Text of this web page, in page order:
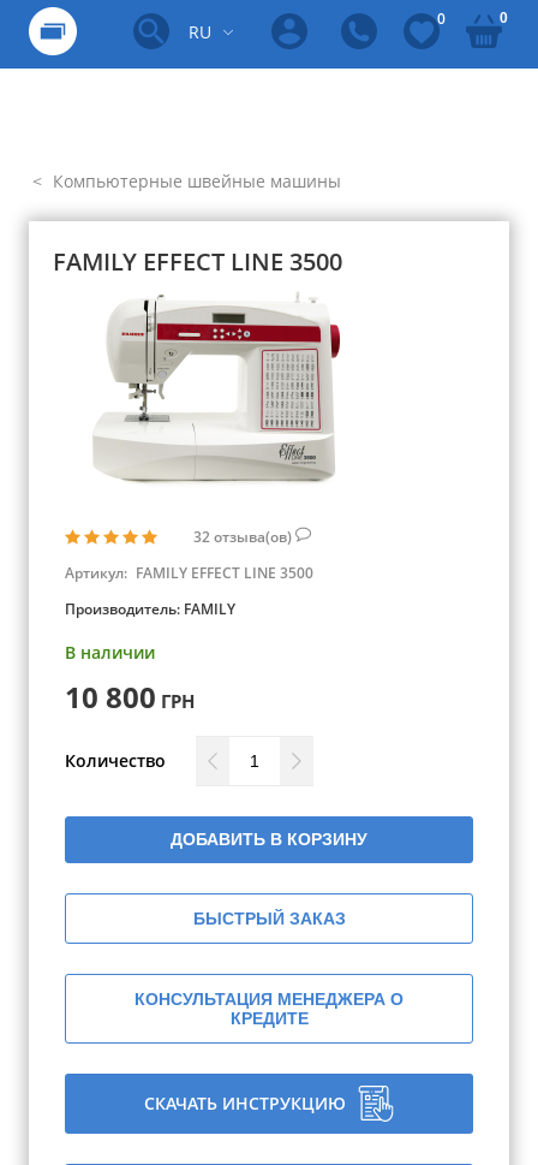
RU
0 0
Компьютерные швейные машины
FAMILY EFFECT LINE 3500
32отзыва(ов)
Артикул: FAMILY EFFECT LINE 3500
Производитель: FAMILY
В наличии
10 800 ГРН
Количество
ДОБАВИТЬ В КОРЗИНУ
БЫСТРЫЙ ЗАКАЗ
КОНСУЛЬТАЦИЯ МЕНЕДЖЕРА О
КРЕДИТЕ
СКАЧАТЬ ИНСТРУКЦИЮ